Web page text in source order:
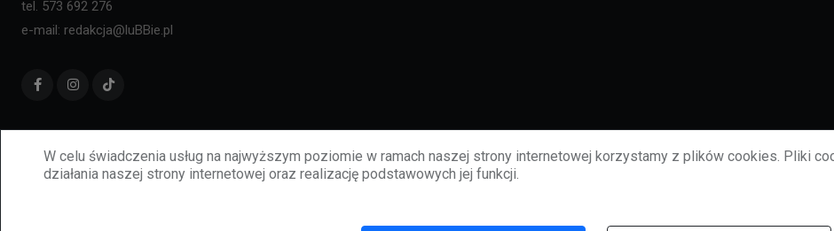
W celu świadczenia usług na najwyższym poziomie w ramach naszej strony internetowej korzystamy z plików cookies. Pliki
działania naszej strony internetowej oraz realizację podstawowych jej funkcji.
tel. 573 692 276
e-mail: redakcja@luBBie.pl
©